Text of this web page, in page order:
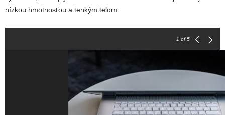
nízkou hmotnosťou a tenkým telom.
1 of 5